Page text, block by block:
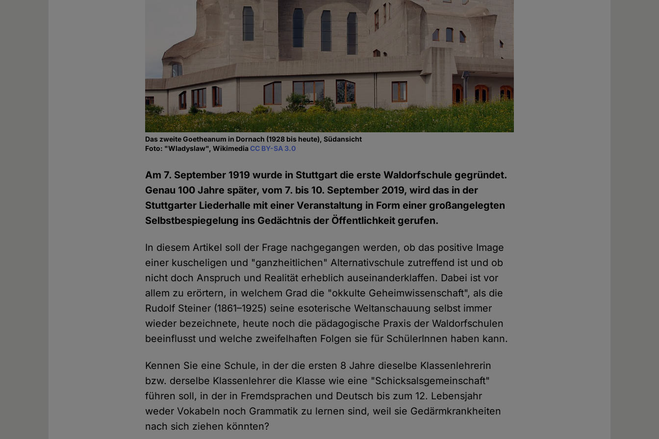
Das zweite Goetheanum in Dornach (1928 bis heute), Südansicht
Foto: "Wladyslaw", WikimediaCC BY-SA 3.0
Am 7. September 1919 wurde in Stuttgart die erste Waldorfschule gegründet.
Genau 100 Jahre später, vom 7. bis 10. September 2019, wird das in der
Stuttgarter Liederhalle mit einer Veranstaltung in Form einer großangelegten
Selbstbespiegelung ins Gedächtnis der Öffentlichkeit gerufen.
In diesem Artikel soll der Frage nachgegangen werden, ob das positive Image
einer kuscheligen und "ganzheitlichen" Alternativschule zutreffend ist und ob
nicht doch Anspruch und Realität erheblich auseinanderklaffen. Dabei ist vor
allem zu erörtern, in welchem Grad die "okkulte Geheimwissenschaft", als die
Rudolf Steiner (1861–1925) seine esoterische Weltanschauung selbst immer
wieder bezeichnete, heute noch die pädagogische Praxis der Waldorfschulen
beeinflusst und welche zweifelhaften Folgen sie für SchülerInnen haben kann.
Kennen Sie eine Schule, in der die ersten 8 Jahre dieselbe Klassenlehrerin
bzw. derselbe Klassenlehrer die Klasse wie eine "Schicksalsgemeinschaft"
führen soll, in der in Fremdsprachen und Deutsch bis zum 12. Lebensjahr
weder Vokabeln noch Grammatik zu lernen sind, weil sie Gedärmkrankheiten
nach sich ziehen könnten?